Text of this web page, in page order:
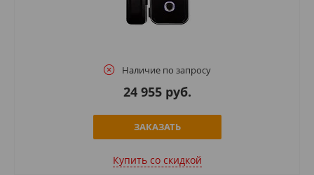
Наличие по запросу
24 955 руб.
ЗАКАЗАТЬ
Купить cо скидкой